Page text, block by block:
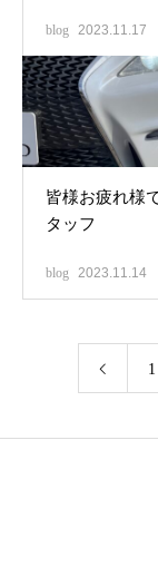
blog 2023.11.17
皆様お疲れ様
タッフ
blog 2023.11.14
1